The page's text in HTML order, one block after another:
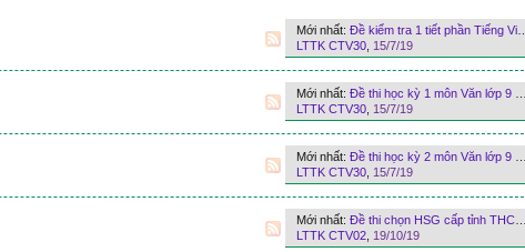
Mới nhất: Đề kiểm tra 1 tiết phần Tiếng Việt môn Văn lớp 9 của LTTK Education năm 2019 lần 12
LTTK CTV30 15/7/19
Mới nhất: Đề thi học kỳ 1 môn Văn lớp 9 của LTTK Education năm 2019 lần 21
LTTK CTV30 15/7/19
Mới nhất: Đề thi học kỳ 2 môn Văn lớp 9 của LTTK Education năm 2019 lần 20
LTTK CTV30 15/7/19
Mới nhất: Đề thi chọn HSG cấp tỉnh THCS năm 2014-2015 môn Ngữ văn có đáp án - tỉnh Đắk Lắk
LTTK CTV02 19/10/19